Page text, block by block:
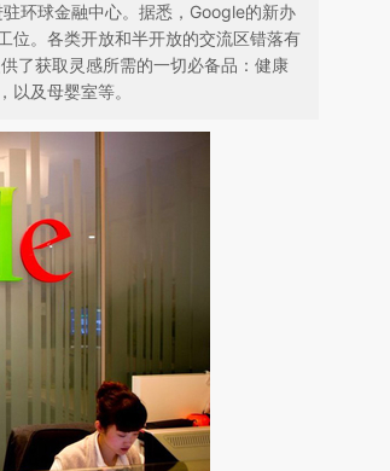
环球金融中心。据悉，Google的新办
位。各类开放和半开放的交流区错落有
了获取灵感所需的一切必备品：健康
及母婴室等。